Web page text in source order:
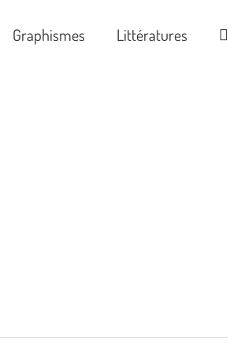
Graphismes Littératures